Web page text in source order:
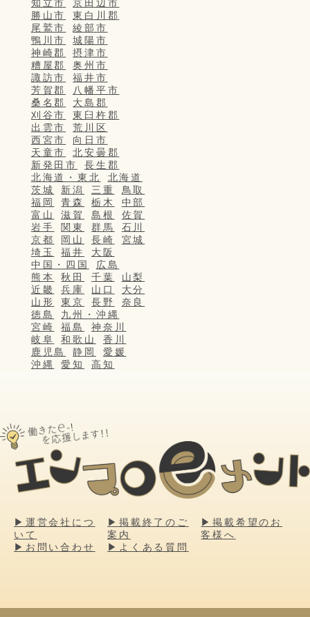
知立市
京田辺市
勝山市
東白川郡
尾鷲市
綾部市
鴨川市
城陽市
神崎郡
摂津市
糟屋郡
奥州市
諏訪市
福井市
芳賀郡
八幡平市
桑名郡
大島郡
刈谷市
東臼杵郡
出雲市
荒川区
西宮市
向日市
天童市
北安曇郡
新発田市
長生郡
北海道・東北
北海道
茨城
新潟 三重
鳥取
福岡
青森 栃木
中部
富山
滋賀 島根
佐賀
岩手
関東 群馬
石川
京都
岡山 長崎
宮城
埼玉
福井
大阪
中国・四国
広島
熊本
秋田 千葉
山梨
近畿
兵庫 山口
大分
山形
東京 長野
奈良
徳島
九州・沖縄
宮崎
福島
神奈川
岐阜
和歌山
香川
鹿児島
静岡
愛媛
沖縄
愛知 高知
▶運営会社につ
いて
▶掲載終了のご
案内
▶掲載希望のお
客様へ
▶お問い合わせ
▶よくある質問